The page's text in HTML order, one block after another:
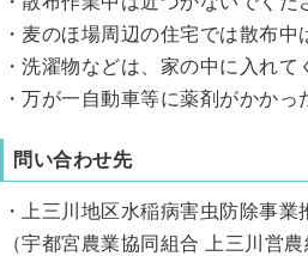
・麦のほ場周辺の住宅では散布中
・洗濯物などは、家の中に入れて
・万が一自動車等に薬剤がかかっ
問い合わせ先
・上三川地区水稲病害虫防除事業
（宇都宮農業協同組合 上三川営農